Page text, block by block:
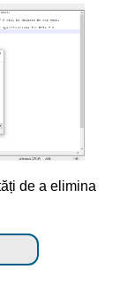
de a elimina